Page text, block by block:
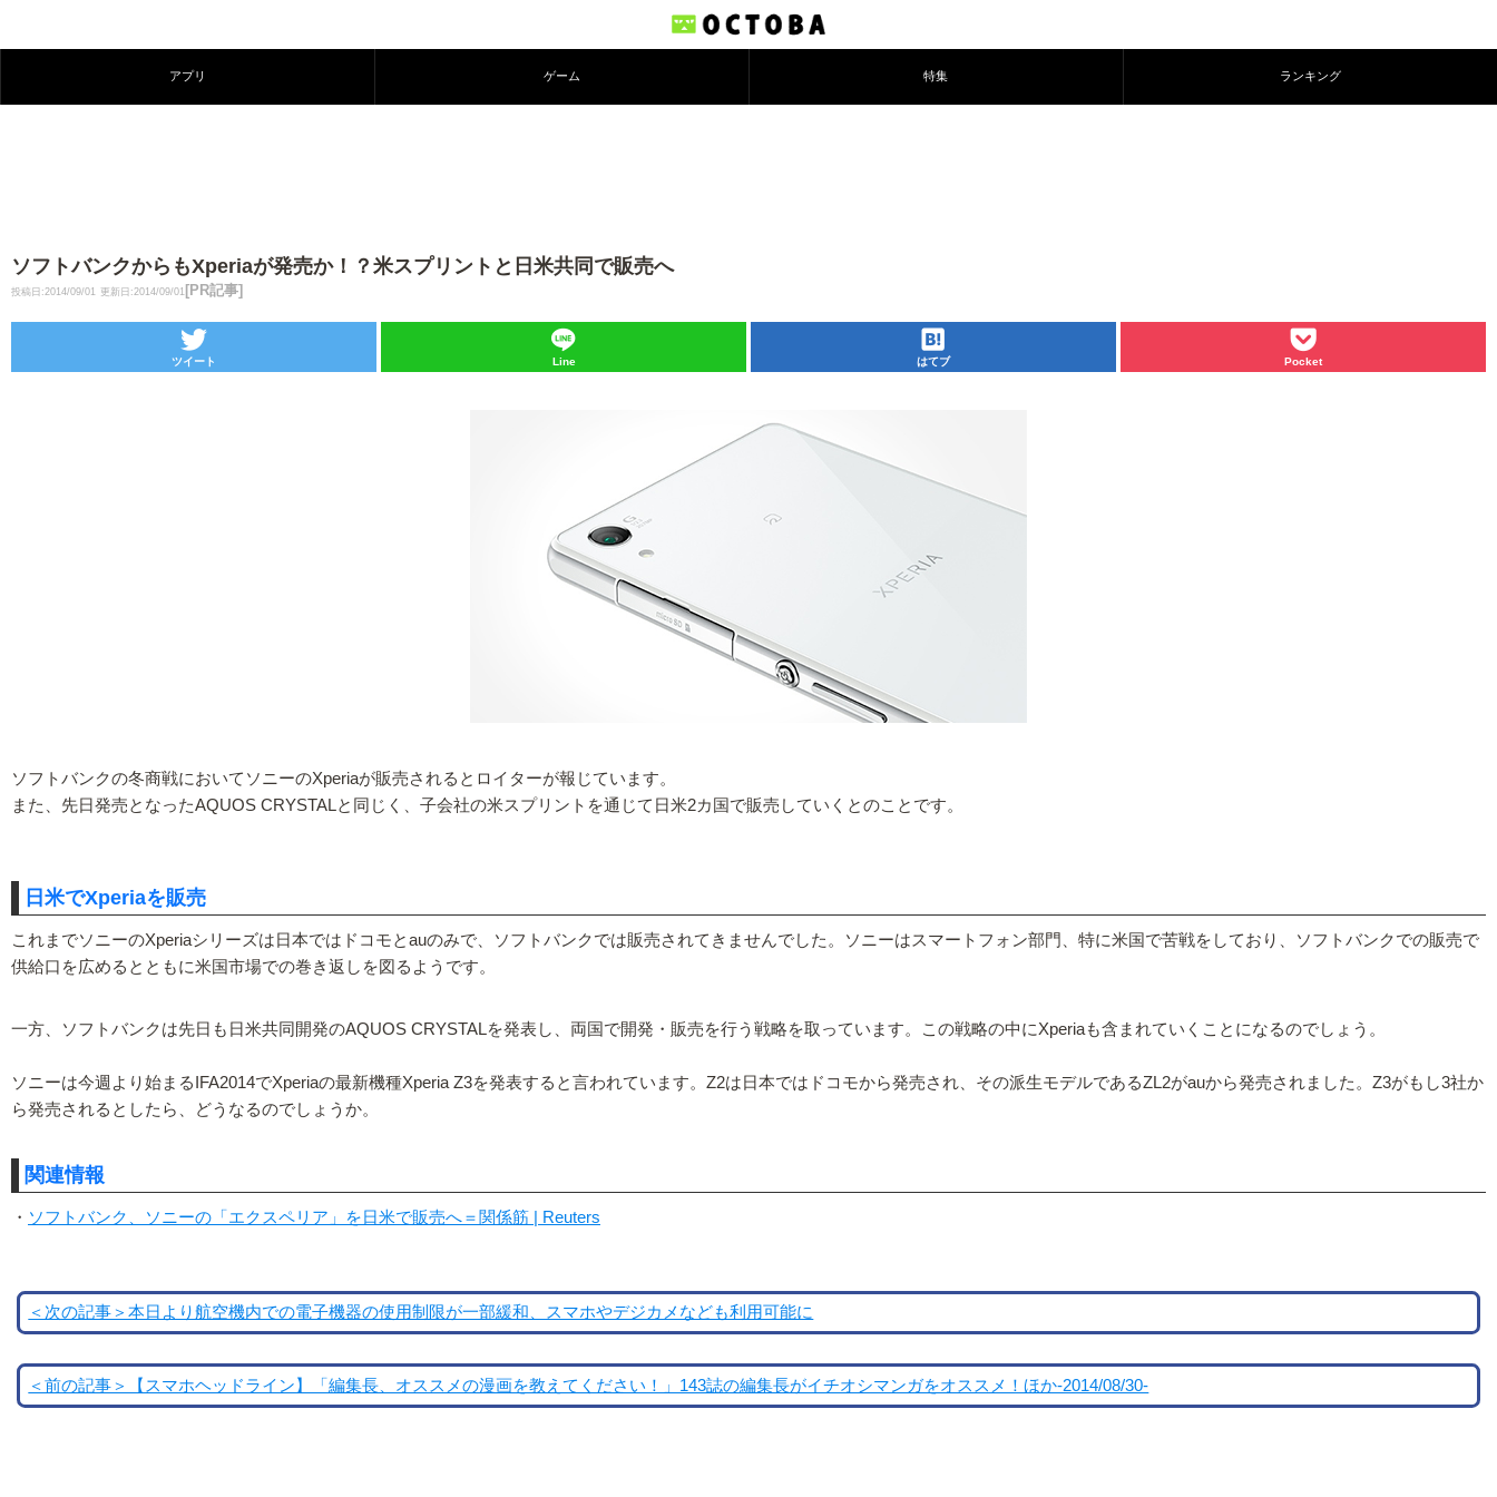
アプリ ゲーム 特集 ランキング
ソフトバンクからもXperiaが発売か！？米スプリントと日米共同で販売へ
投稿日:2014/09/01 更新日:2014/09/01 [PR記事]
ツイート Line はてブ Pocket
ソフトバンクの冬商戦においてソニーのXperiaが販売されるとロイターが報じています。
また、先日発売となったAQUOS CRYSTALと同じく、子会社の米スプリントを通じて日米2カ国で販売していくとのことです。
日米でXperiaを販売
これまでソニーのXperiaシリーズは日本ではドコモとauのみで、ソフトバンクでは販売されてきませんでした。ソニーはスマートフォン部門、特に米国で苦戦をしており、ソフトバンクでの販売で
供給口を広めるとともに米国市場での巻き返しを図るようです。
一方、ソフトバンクは先日も日米共同開発のAQUOS CRYSTALを発表し、両国で開発・販売を行う戦略を取っています。この戦略の中にXperiaも含まれていくことになるのでしょう。
ソニーは今週より始まるIFA2014でXperiaの最新機種Xperia Z3を発表すると言われています。Z2は日本ではドコモから発売され、その派生モデルであるZL2がauから発売されました。Z3がもし3社か
ら発売されるとしたら、どうなるのでしょうか。
関連情報
・ ソフトバンク、ソニーの「エクスペリア」を日米で販売へ＝関係筋 | Reuters
＜次の記事＞本日より航空機内での電子機器の使用制限が一部緩和、スマホやデジカメなども利用可能に
＜前の記事＞【スマホヘッドライン】「編集長、オススメの漫画を教えてください！」143誌の編集長がイチオシマンガをオススメ！ほか-2014/08/30-